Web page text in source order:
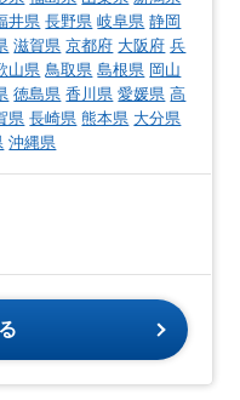
井県 長野県 岐阜県 静岡
滋賀県 京都府 大阪府 兵
山県 鳥取県 島根県 岡山
徳島県 香川県 愛媛県 高
県 長崎県 熊本県 大分県
沖縄県